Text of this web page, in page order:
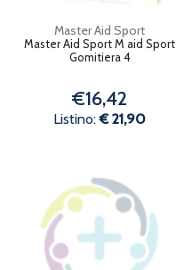
Master Aid Sport
Master Aid Sport M aid Sport
Gomitiera 4
€16,42
Listino:€ 21,90